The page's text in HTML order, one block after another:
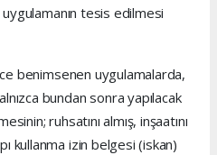
tesis edilmesi
benimsenen uygulamalarda,
bundan sonra yapılacak
ruhsatını almış, inşaatını
kullanma izin belgesi (iskan)